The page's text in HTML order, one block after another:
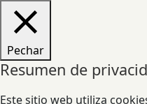
Pechar
Resumen de
Este sitio web utiliza